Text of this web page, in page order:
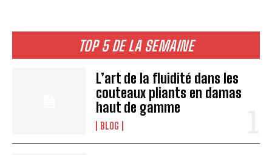
TOP 5 DE LA SEMAINE
L’art de la fluidité dans les
couteaux pliants en damas
haut de gamme
BLOG